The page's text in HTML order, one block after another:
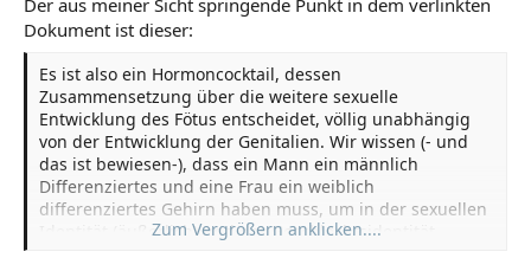
www.freimaurer-wiki.de
Der aus meiner Sicht springende Punkt in dem verlinkten
Dokument ist dieser:
Es ist also ein Hormoncocktail, dessen
Zusammensetzung über die weitere sexuelle
Entwicklung des Fötus entscheidet, völlig unabhängig
von der Entwicklung der Genitalien. Wir wissen (- und
das ist bewiesen-), dass ein Mann ein männlich
Differenziertes und eine Frau ein weiblich
differenziertes Gehirn haben muss, um in der sexuellen
Identität (äußerlich) und der Geschlechtsidentität
Zum Vergrößern anklicken....